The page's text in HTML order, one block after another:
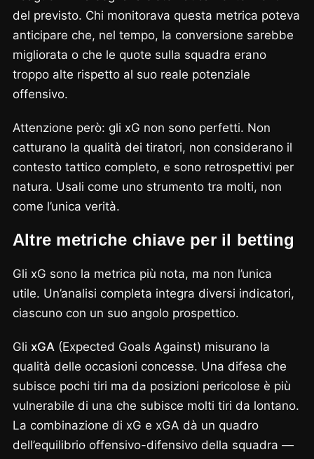
del previsto. Chi monitorava questa metrica poteva
anticipare che, nel tempo, la conversione sarebbe
migliorata o che le quote sulla squadra erano
troppo alte rispetto al suo reale potenziale
offensivo.
Attenzione però: gli xG non sono perfetti. Non
catturano la qualità dei tiratori, non considerano il
contesto tattico completo, e sono retrospettivi per
natura. Usali come uno strumento tra molti, non
come l’unica verità.
Altre metriche chiave per il betting
Gli xG sono la metrica più nota, ma non l’unica
utile. Un’analisi completa integra diversi indicatori,
ciascuno con un suo angolo prospettico.
Gli xGA (Expected Goals Against) misurano la
qualità delle occasioni concesse. Una difesa che
subisce pochi tiri ma da posizioni pericolose è più
vulnerabile di una che subisce molti tiri da lontano.
La combinazione di xG e xGA dà un quadro
dell’equilibrio offensivo-difensivo della squadra —